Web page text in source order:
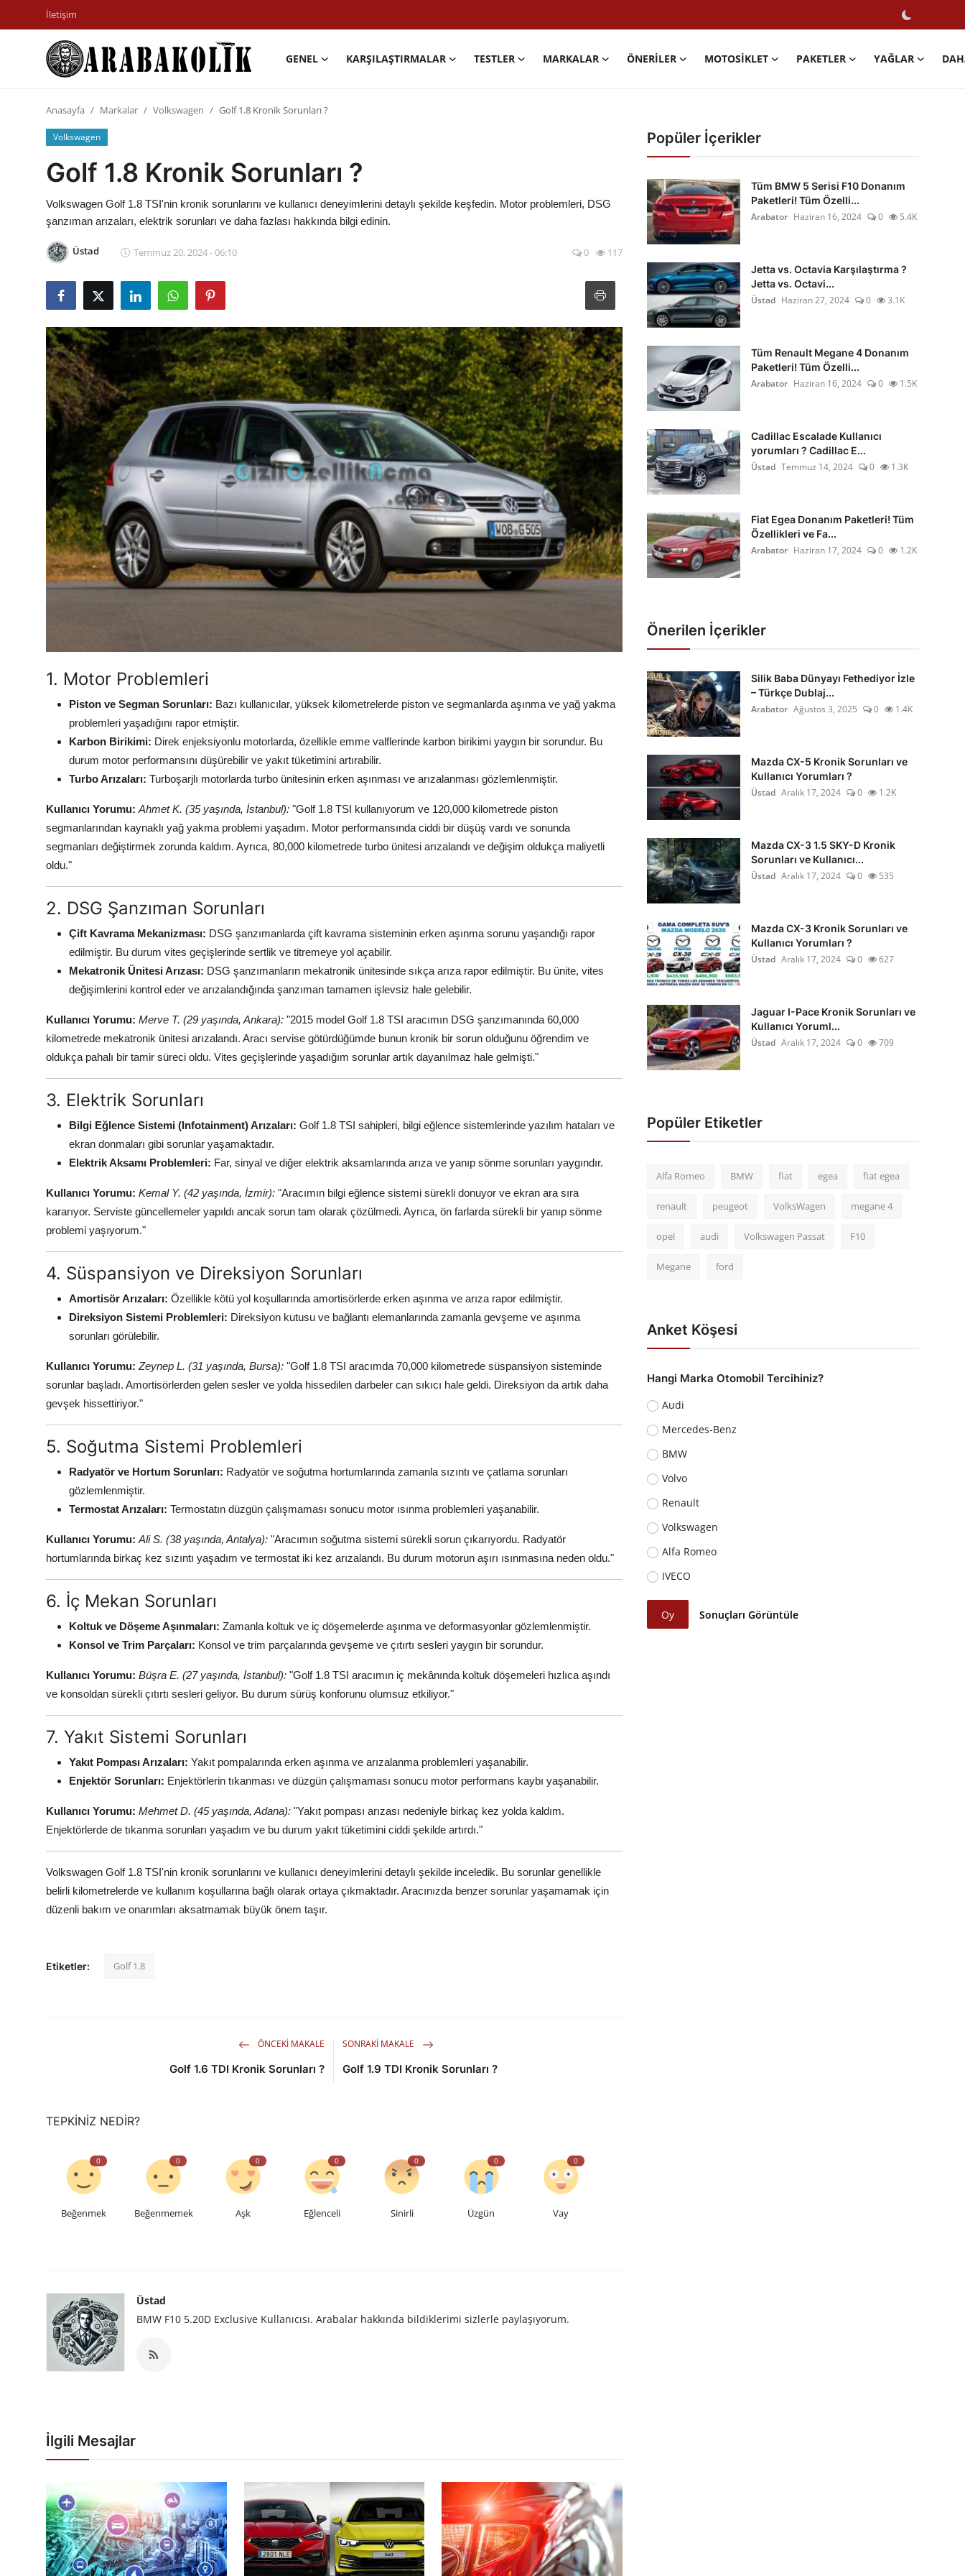
İletişim
GENEL KARŞILAŞTIRMALAR TESTLER MARKALAR ÖNERILER MOTOSIKLET PAKETLER YAĞLAR
Markalar
Öneriler
Motosiklet
Paketler
Oto Bilgi
Anasayfa Markalar Volkswagen Golf 1.8 Kronik Sorunları ?
Volkswagen
Golf 1.8 Kronik Sorunları ?
Volkswagen Golf 1.8 TSI'nin kronik sorunlarını ve kullanıcı deneyimlerini detaylı şekilde keşfedin. Motor problemleri, DSG
şanzıman arızaları, elektrik sorunları ve daha fazlası hakkında bilgi edinin.
Üstad Temmuz 20, 2024 - 06:10 0 117
1. Motor Problemleri
Piston ve Segman Sorunları: Bazı kullanıcılar, yüksek kilometrelerde piston ve segmanlarda aşınma ve yağ yakma
problemleri yaşadığını rapor etmiştir.
Karbon Birikimi: Direk enjeksiyonlu motorlarda, özellikle emme valflerinde karbon birikimi yaygın bir sorundur. Bu
durum motor performansını düşürebilir ve yakıt tüketimini artırabilir.
Turbo Arızaları: Turboşarjlı motorlarda turbo ünitesinin erken aşınması ve arızalanması gözlemlenmiştir.
Kullanıcı Yorumu: Ahmet K. (35 yaşında, İstanbul): "Golf 1.8 TSI kullanıyorum ve 120,000 kilometrede piston
segmanlarından kaynaklı yağ yakma problemi yaşadım. Motor performansında ciddi bir düşüş vardı ve sonunda
segmanları değiştirmek zorunda kaldım. Ayrıca, 80,000 kilometrede turbo ünitesi arızalandı ve değişim oldukça maliyetli
oldu."
2. DSG Şanzıman Sorunları
Çift Kavrama Mekanizması: DSG şanzımanlarda çift kavrama sisteminin erken aşınma sorunu yaşandığı rapor
edilmiştir. Bu durum vites geçişlerinde sertlik ve titremeye yol açabilir.
Mekatronik Ünitesi Arızası: DSG şanzımanların mekatronik ünitesinde sıkça arıza rapor edilmiştir. Bu ünite, vites
değişimlerini kontrol eder ve arızalandığında şanzıman tamamen işlevsiz hale gelebilir.
Kullanıcı Yorumu: Merve T. (29 yaşında, Ankara): "2015 model Golf 1.8 TSI aracımın DSG şanzımanında 60,000
kilometrede mekatronik ünitesi arızalandı. Aracı servise götürdüğümde bunun kronik bir sorun olduğunu öğrendim ve
oldukça pahalı bir tamir süreci oldu. Vites geçişlerinde yaşadığım sorunlar artık dayanılmaz hale gelmişti."
3. Elektrik Sorunları
Bilgi Eğlence Sistemi (Infotainment) Arızaları: Golf 1.8 TSI sahipleri, bilgi eğlence sistemlerinde yazılım hataları ve
ekran donmaları gibi sorunlar yaşamaktadır.
Elektrik Aksamı Problemleri: Far, sinyal ve diğer elektrik aksamlarında arıza ve yanıp sönme sorunları yaygındır.
Kullanıcı Yorumu: Kemal Y. (42 yaşında, İzmir): "Aracımın bilgi eğlence sistemi sürekli donuyor ve ekran ara sıra
kararıyor. Serviste güncellemeler yapıldı ancak sorun tam olarak çözülmedi. Ayrıca, ön farlarda sürekli bir yanıp sönme
problemi yaşıyorum."
4. Süspansiyon ve Direksiyon Sorunları
Amortisör Arızaları: Özellikle kötü yol koşullarında amortisörlerde erken aşınma ve arıza rapor edilmiştir.
Direksiyon Sistemi Problemleri: Direksiyon kutusu ve bağlantı elemanlarında zamanla gevşeme ve aşınma
sorunları görülebilir.
Kullanıcı Yorumu: Zeynep L. (31 yaşında, Bursa): "Golf 1.8 TSI aracımda 70,000 kilometrede süspansiyon sisteminde
sorunlar başladı. Amortisörlerden gelen sesler ve yolda hissedilen darbeler can sıkıcı hale geldi. Direksiyon da artık daha
gevşek hissettiriyor."
5. Soğutma Sistemi Problemleri
Radyatör ve Hortum Sorunları: Radyatör ve soğutma hortumlarında zamanla sızıntı ve çatlama sorunları
gözlemlenmiştir.
Termostat Arızaları: Termostatın düzgün çalışmaması sonucu motor ısınma problemleri yaşanabilir.
Kullanıcı Yorumu: Ali S. (38 yaşında, Antalya): "Aracımın soğutma sistemi sürekli sorun çıkarıyordu. Radyatör
hortumlarında birkaç kez sızıntı yaşadım ve termostat iki kez arızalandı. Bu durum motorun aşırı ısınmasına neden oldu."
6. İç Mekan Sorunları
Koltuk ve Döşeme Aşınmaları: Zamanla koltuk ve iç döşemelerde aşınma ve deformasyonlar gözlemlenmiştir.
Konsol ve Trim Parçaları: Konsol ve trim parçalarında gevşeme ve çıtırtı sesleri yaygın bir sorundur.
Kullanıcı Yorumu: Büşra E. (27 yaşında, İstanbul): "Golf 1.8 TSI aracımın iç mekânında koltuk döşemeleri hızlıca aşındı
ve konsoldan sürekli çıtırtı sesleri geliyor. Bu durum sürüş konforunu olumsuz etkiliyor."
7. Yakıt Sistemi Sorunları
Yakıt Pompası Arızaları: Yakıt pompalarında erken aşınma ve arızalanma problemleri yaşanabilir.
Enjektör Sorunları: Enjektörlerin tıkanması ve düzgün çalışmaması sonucu motor performans kaybı yaşanabilir.
Kullanıcı Yorumu: Mehmet D. (45 yaşında, Adana): "Yakıt pompası arızası nedeniyle birkaç kez yolda kaldım.
Enjektörlerde de tıkanma sorunları yaşadım ve bu durum yakıt tüketimini ciddi şekilde artırdı."
Volkswagen Golf 1.8 TSI'nin kronik sorunlarını ve kullanıcı deneyimlerini detaylı şekilde inceledik. Bu sorunlar genellikle
belirli kilometrelerde ve kullanım koşullarına bağlı olarak ortaya çıkmaktadır. Aracınızda benzer sorunlar yaşamamak için
düzenli bakım ve onarımları aksatmamak büyük önem taşır.
Etiketler: Golf 1.8
ÖNCEKI MAKALE
Golf 1.6 TDI Kronik Sorunları ?
SONRAKI MAKALE
Golf 1.9 TDI Kronik Sorunları ?
TEPKINIZ NEDIR?
0
Beğenmek
0
Beğenmemek
0
Aşk
0
Eğlenceli
0
Sinirli
0
Üzgün
0
Vay
Üstad
BMW F10 5.20D Exclusive Kullanıcısı. Arabalar hakkında bildiklerimi sizlerle paylaşıyorum.
İlgili Mesajlar
Popüler İçerikler
Tüm BMW 5 Serisi F10 Donanım
Paketleri! Tüm Özelli...
Arabator Haziran 16, 2024 0 5.4K
Jetta vs. Octavia Karşılaştırma ?
Jetta vs. Octavi...
Üstad Haziran 27, 2024 0 3.1K
Tüm Renault Megane 4 Donanım
Paketleri! Tüm Özelli...
Arabator Haziran 16, 2024 0 1.5K
Cadillac Escalade Kullanıcı
yorumları ? Cadillac E...
Üstad Temmuz 14, 2024 0 1.3K
Fiat Egea Donanım Paketleri! Tüm
Özellikleri ve Fa...
Arabator Haziran 17, 2024 0 1.2K
Önerilen İçerikler
Silik Baba Dünyayı Fethediyor İzle
– Türkçe Dublaj...
Arabator Ağustos 3, 2025 0 1.4K
Mazda CX-5 Kronik Sorunları ve
Kullanıcı Yorumları ?
Üstad Aralık 17, 2024 0 1.2K
Mazda CX-3 1.5 SKY-D Kronik
Sorunları ve Kullanıcı...
Üstad Aralık 17, 2024 0 535
Mazda CX-3 Kronik Sorunları ve
Kullanıcı Yorumları ?
Üstad Aralık 17, 2024 0 627
Jaguar I-Pace Kronik Sorunları ve
Kullanıcı Yoruml...
Üstad Aralık 17, 2024 0 709
Popüler Etiketler
Alfa Romeo BMW fiat egea fiat egea
renault peugeot VolksWagen megane 4
opel audi Volkswagen Passat F10
Megane ford
Anket Köşesi
Hangi Marka Otomobil Tercihiniz?
Audi
Mercedes-Benz
BMW
Volvo
Renault
Volkswagen
Alfa Romeo
IVECO
Oy Sonuçları Görüntüle